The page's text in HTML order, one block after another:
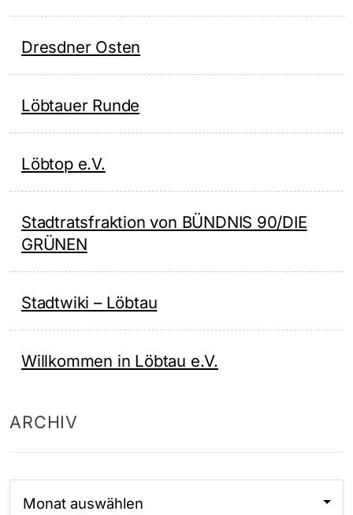
Dresdner Osten
Löbtauer Runde
Löbtop e.V.
Stadtratsfraktion von BÜNDNIS 90/DIE
GRÜNEN
Stadtwiki – Löbtau
Willkommen in Löbtau e.V.
ARCHIV